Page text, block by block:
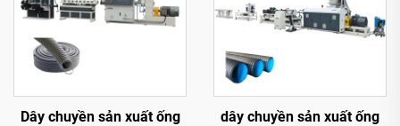
Dây chuyền sản xuất ống
dây chuyền sản xuất ống